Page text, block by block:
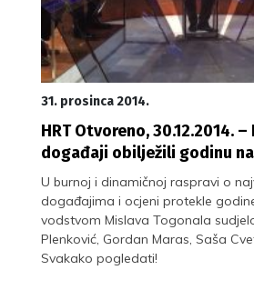
31. prosinca 2014.
HRT Otvoreno, 30.12.2014. –
događaji obilježili godinu
U burnoj i dinamičnoj raspravi o
događajima i ocjeni protekle
vodstvom Mislava Togonala
Plenković, Gordan Maras, Saša
Svakako pogledati!